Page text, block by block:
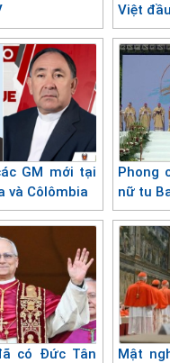
Việt
GM mới tại
và Côlômbia
Phong
nữ tu
có Đức Tân
Mật